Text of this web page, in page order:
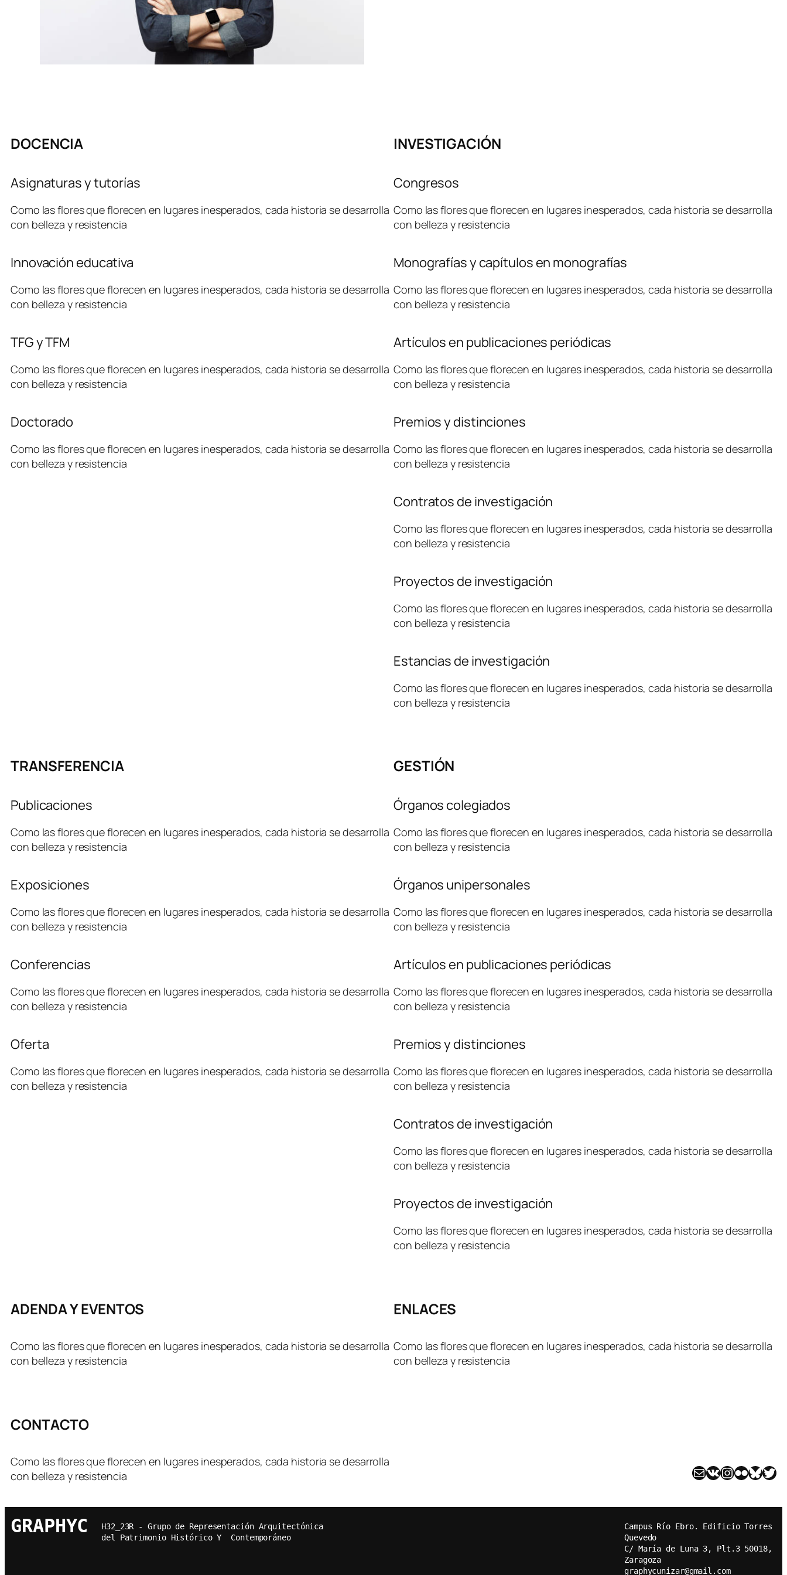
DOCENCIA
Asignaturas y tutorías
Como las flores que florecen en lugares inesperados, cada historia se desarrolla
con belleza y resistencia
Innovación educativa
Como las flores que florecen en lugares inesperados, cada historia se desarrolla
con belleza y resistencia
TFG y TFM
Como las flores que florecen en lugares inesperados, cada historia se desarrolla
con belleza y resistencia
Doctorado
Como las flores que florecen en lugares inesperados, cada historia se desarrolla
con belleza y resistencia
INVESTIGACIÓN
Congresos
Como las flores que florecen en lugares inesperados, cada historia se desarrolla
con belleza y resistencia
Monografías y capítulos en monografías
Como las flores que florecen en lugares inesperados, cada historia se desarrolla
con belleza y resistencia
Artículos en publicaciones periódicas
Como las flores que florecen en lugares inesperados, cada historia se desarrolla
con belleza y resistencia
Premios y distinciones
Como las flores que florecen en lugares inesperados, cada historia se desarrolla
con belleza y resistencia
Contratos de investigación
Como las flores que florecen en lugares inesperados, cada historia se desarrolla
con belleza y resistencia
Proyectos de investigación
Como las flores que florecen en lugares inesperados, cada historia se desarrolla
con belleza y resistencia
Estancias de investigación
Como las flores que florecen en lugares inesperados, cada historia se desarrolla
con belleza y resistencia
TRANSFERENCIA
Publicaciones
Como las flores que florecen en lugares inesperados, cada historia se desarrolla
con belleza y resistencia
Exposiciones
Como las flores que florecen en lugares inesperados, cada historia se desarrolla
con belleza y resistencia
Conferencias
Como las flores que florecen en lugares inesperados, cada historia se desarrolla
con belleza y resistencia
Oferta
Como las flores que florecen en lugares inesperados, cada historia se desarrolla
con belleza y resistencia
GESTIÓN
Órganos colegiados
Como las flores que florecen en lugares inesperados, cada historia se desarrolla
con belleza y resistencia
Órganos unipersonales
Como las flores que florecen en lugares inesperados, cada historia se desarrolla
con belleza y resistencia
Artículos en publicaciones periódicas
Como las flores que florecen en lugares inesperados, cada historia se desarrolla
con belleza y resistencia
Premios y distinciones
Como las flores que florecen en lugares inesperados, cada historia se desarrolla
con belleza y resistencia
Contratos de investigación
Como las flores que florecen en lugares inesperados, cada historia se desarrolla
con belleza y resistencia
Proyectos de investigación
Como las flores que florecen en lugares inesperados, cada historia se desarrolla
con belleza y resistencia
ADENDA Y EVENTOS
Como las flores que florecen en lugares inesperados, cada historia se desarrolla
con belleza y resistencia
ENLACES
Como las flores que florecen en lugares inesperados, cada historia se desarrolla
con belleza y resistencia
CONTACTO
Como las flores que florecen en lugares inesperados, cada historia se desarrolla
con belleza y resistencia
Mail VK InstagramFlickr Bluesky Twitter
GRAPHYC
H32_23R - Grupo de Representación Arquitectónica
del Patrimonio Histórico Y  Contemporáneo
Campus Río Ebro. Edificio Torres
Quevedo
C/ María de Luna 3, Plt.3 50018,
Zaragoza
graphycunizar@gmail.com